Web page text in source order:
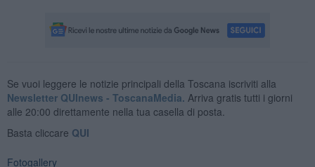
Se vuoi leggere le notizie principali della Toscana iscriviti alla
Newsletter QUInews - ToscanaMedia. Arriva gratis tutti i giorni
alle 20:00 direttamente nella tua casella di posta.
Basta cliccare QUI
Fotogallery